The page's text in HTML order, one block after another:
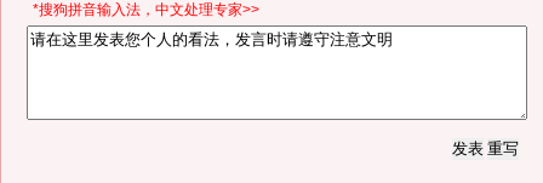
*搜狗拼音输入法，中文处理专家>>